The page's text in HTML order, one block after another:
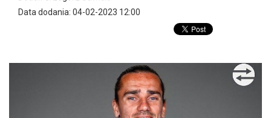
Data dodania: 04-02-2023 12:00